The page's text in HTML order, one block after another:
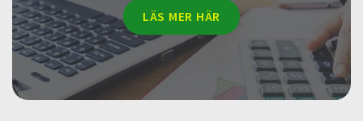
LÄS MER HÄR